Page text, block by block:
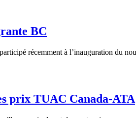
BC
récemment à l’inauguration du
prix TUAC Canada-ATA